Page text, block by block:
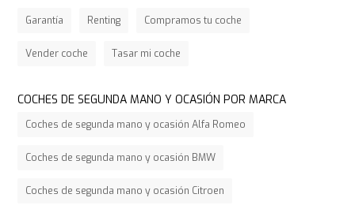
Garantía Renting Compramos tu coche
Vender coche Tasar mi coche
COCHES DE SEGUNDA MANO Y OCASIÓN POR MARCA
Coches de segunda mano y ocasión Alfa Romeo
Coches de segunda mano y ocasión BMW
Coches de segunda mano y ocasión Citroen